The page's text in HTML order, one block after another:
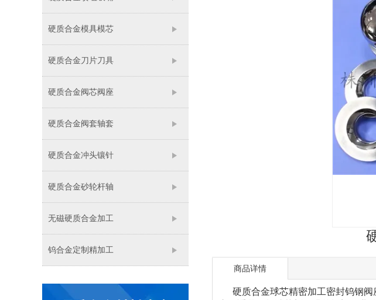
硬质合金模具模芯
硬质合金刀片刀具
硬质合金阀芯阀座
硬质合金阀套轴套
硬质合金冲头镶针
硬质合金砂轮杆轴
无磁硬质合金加工
钨合金定制精加工
商品详情
硬质合金球芯精密加工密封钨钢阀